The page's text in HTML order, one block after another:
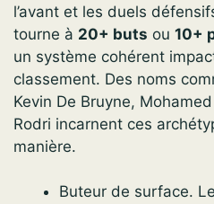
l’avant et les duels
tourne à 20+ buts ou 10+
un système cohérent
classement. Des noms
Kevin De Bruyne,
Rodri incarnent ces
manière.
Buteur de surface.